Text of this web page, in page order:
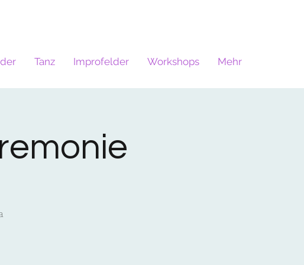
Tanz Improfelder Workshops Mehr